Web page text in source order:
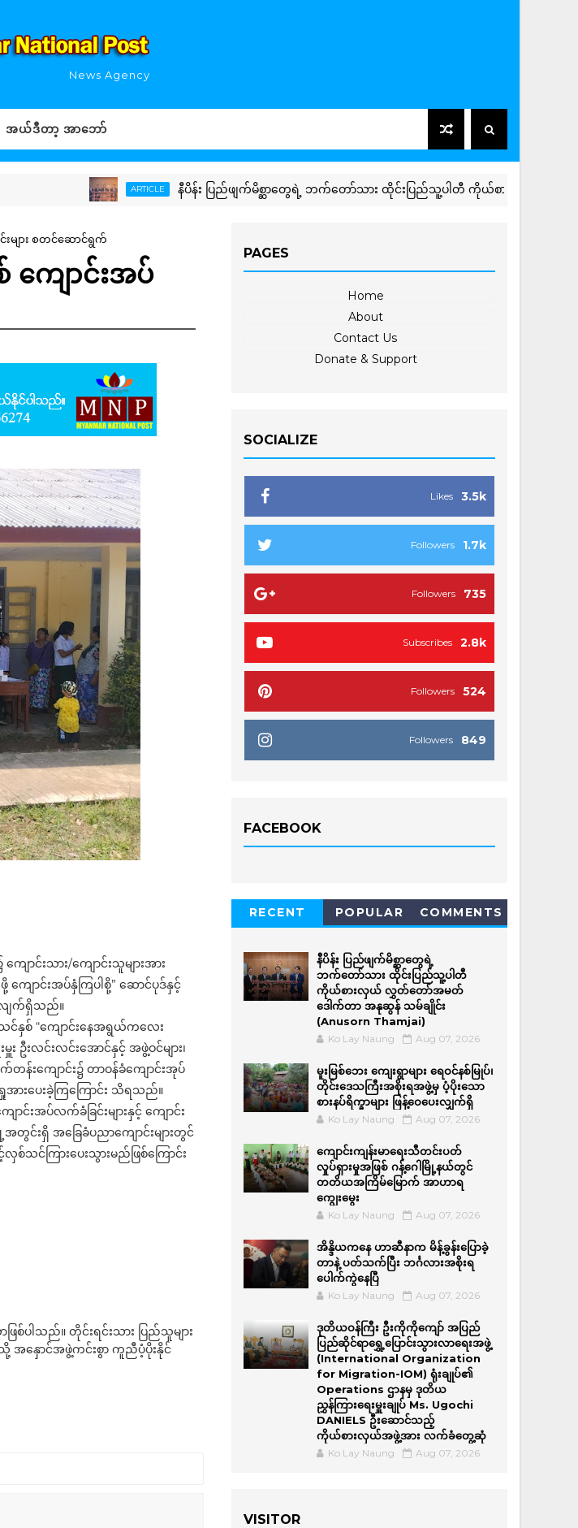
News Agency
အယ်ဒီတာ့ အာဘော်
ARTICLE နီပိန်း ပြည်ဖျက်မိစ္ဆာတွေရဲ့ ဘက်တော်သား ထိုင်းပြည်သူ့ပါတီ ကိုယ်စားလှယ် လွှတ်တော်အမတ်
များ စတင်ဆောင်ရွက်
ျောင်းအပ်
ောင်းသား/ကျောင်းသူများအား
ောင်းအပ်နှံကြပါစို့” ဆောင်ပုဒ်နှင့်
လျက်ရှိသည်။
င်နှစ် “ကျောင်းနေအရွယ်ကလေး
ဦးလင်းလင်းအောင်နှင့် အဖွဲ့​​ဝင်များ၊
န်းကျောင်း၌ တာဝန်ခံကျောင်းအုပ်
အားပေးခဲ့ကြကြောင်း သိရသည်။
င်းအပ်လက်ခံခြင်းများနှင့် ကျောင်း
အတွင်းရှိ အခြေခံပညာကျောင်းများတွင်
သင်ကြားပေးသွားမည်ဖြစ်ကြောင်း
ပါသည်။ တိုင်းရင်းသား ပြည်သူများ
သို့ အနှောင်အဖွဲ့ကင်းစွာ ကူညီပံ့ပိုးနိုင်
PAGES
Home
About
Contact Us
Donate & Support
SOCIALIZE
3.5k
Likes
1.7k
Followers
735
Followers
2.8k
Subscribes
524
Followers
849
Followers
FACEBOOK
RECENT POPULAR COMMENTS
နီပိန်း ပြည်ဖျက်မိစ္ဆာတွေရဲ့
ဘက်တော်သား ထိုင်းပြည်သူ့ပါတီ
ကိုယ်စားလှယ် လွှတ်တော်အမတ်
ဒေါက်တာ အနုဆွန် သမ်ချိုင်း
(Anusorn Thamjai)
Ko Lay Naung Aug 07, 2026
မူးမြစ်ဘေး ကျေးရွာများ ရေဝင်နစ်မြုပ်၊
တိုင်းဒေသကြီးအစိုးရအဖွဲ့မှ ပံ့ပိုးသော
စားနပ်ရိက္ခာများ ဖြန့်ဝေပေးလျှက်ရှိ
Ko Lay Naung Aug 07, 2026
ကျောင်းကျန်းမာရေးသီတင်းပတ်
လှုပ်ရှားမှုအဖြစ် ဂန့်ဂေါမြို့နယ်တွင်
တတိယအကြိမ်မြောက် အာဟာရ
ကျွေးမွေး
Ko Lay Naung Aug 07, 2026
အိန္ဒိယကနေ ဟာဆီနာက မိန့်ခွန်းပြောခဲ့
တာနဲ့ ပတ်သက်ပြီး ဘင်္ဂလားအစိုးရ
ပေါက်ကွဲနေပြီ
Ko Lay Naung Aug 07, 2026
ဒုတိယဝန်ကြီး ဦးကိုကိုကျော် အပြည်
ပြည်ဆိုင်ရာရွှေ့ပြောင်းသွားလာရေးအဖွဲ့
(International Organization
for Migration-IOM) ရုံးချုပ်၏
Operations ဌာနမှ ဒုတိယ
ညွှန်ကြားရေးမှူးချုပ် Ms. Ugochi
DANIELS ဦးဆောင်သည့်
ကိုယ်စားလှယ်အဖွဲ့အား လက်ခံတွေ့ဆုံ
Ko Lay Naung Aug 07, 2026
VISITOR